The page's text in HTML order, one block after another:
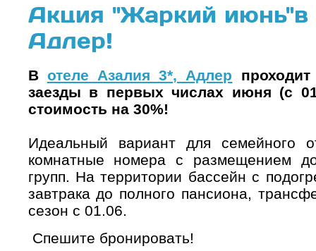
Акция "Жаркий июнь"в
Адлер!
В отеле Азалия 3*, Адлер
заезды в первых числах июня (с
стоимость на 30%!
Идеальный вариант для семейного
комнатные номера с размещением
групп. На территории бассейн с
завтрака до полного пансиона,
сезон с 01.06.
Спешите бронировать!